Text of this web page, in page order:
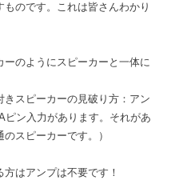
のです。これは皆さんわかり
のようにスピーカーと一体に
きスピーカーの見破り方：アン
ピン入力があります。それがあ
スピーカーです。）
はアンプは不要です！